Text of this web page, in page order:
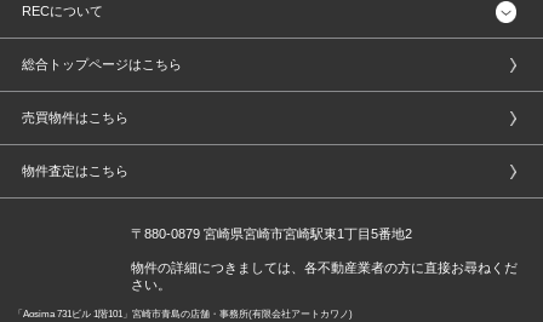
RECについて
総合トップページはこちら
売買物件はこちら
物件査定はこちら
〒880-0879 宮崎県宮崎市宮崎駅東1丁目5番地2
物件の詳細につきましては、各不動産業者の方に直接お尋ねくだ
さい。
「Aosima 731ビル 1階101」宮崎市青島の店舗・事務所(有限会社アートカワノ)